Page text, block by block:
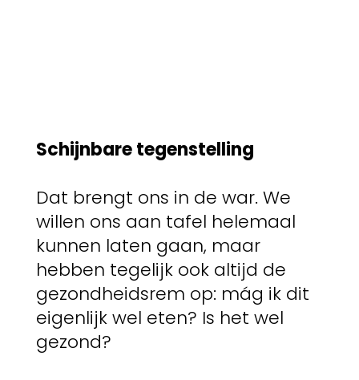
Schijnbare tegenstelling
Dat brengt ons in de war. We
willen ons aan tafel helemaal
kunnen laten gaan, maar
hebben tegelijk ook altijd de
gezondheidsrem op: mág ik dit
eigenlijk wel eten? Is het wel
gezond?